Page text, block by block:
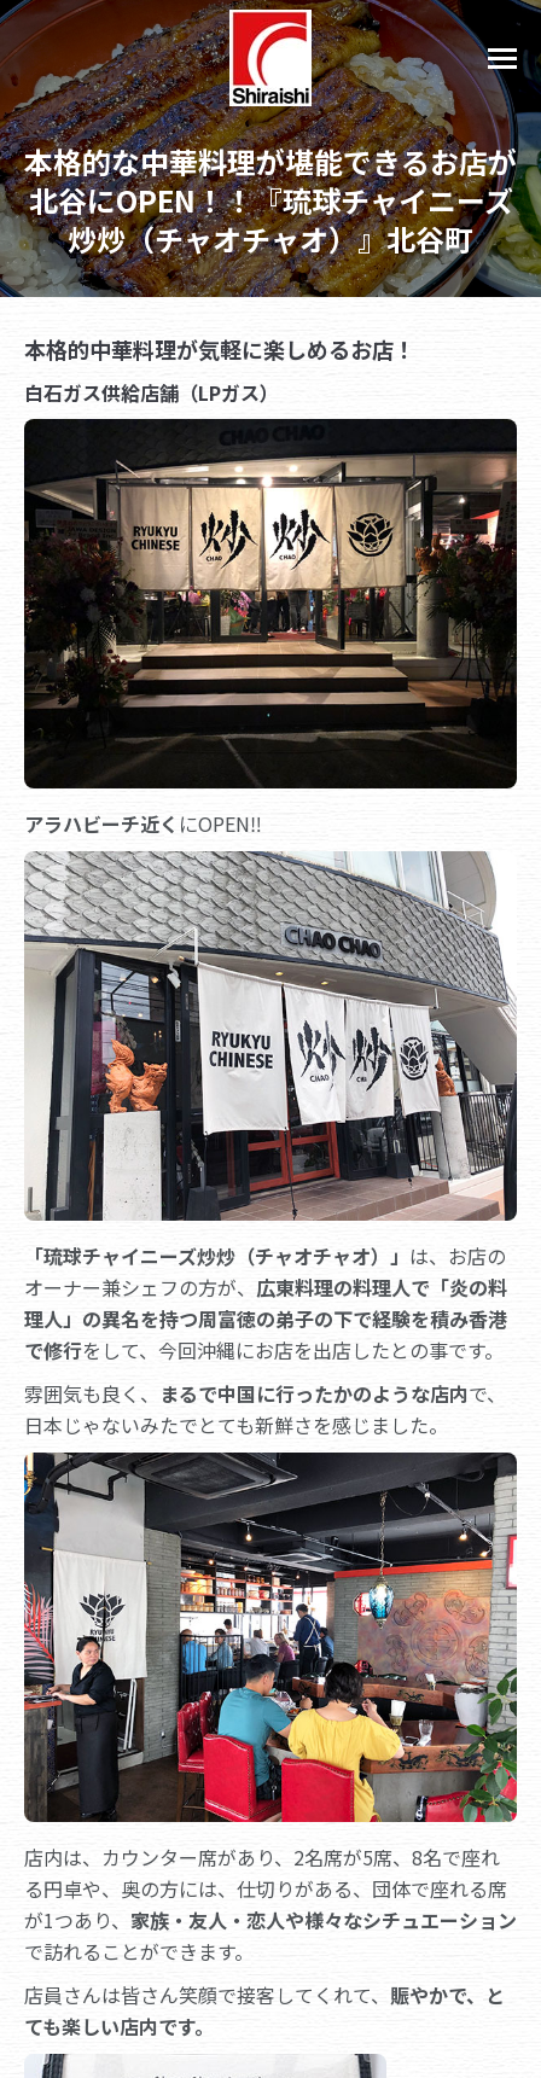
本格的な中華料理が堪能できるお店が
北谷にOPEN！！『琉球チャイニーズ
炒炒（チャオチャオ）』北谷町
本格的中華料理が気軽に楽しめるお店！
白石ガス供給店舗（LPガス）
アラハビーチ近く にOPEN‼
「琉球チャイニーズ炒炒（チャオチャオ）」 は、お店の
オーナー兼シェフの方が、 広東料理の料理人で「炎の料
理人」の異名を持つ周富徳の弟子の下で経験を積み香港
で修行をして、今回沖縄にお店を出店したとの事です。
雰囲気も良く、 まるで中国に行ったかのような店内で、
日本じゃないみたでとても新鮮さを感じました。
店内は、カウンター席があり、2名席が5席、8名で座れ
る円卓や、奥の方には、仕切りがある、団体で座れる席
が1つあり、 家族・友人・恋人や様々なシチュエーション
で訪れることができます。
店員さんは皆さん笑顔で接客してくれて、 賑やかで、と
ても楽しい店内です。